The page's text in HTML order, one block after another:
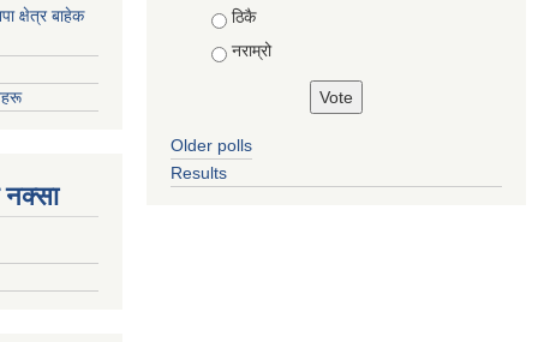
क्षेत्र बाहेक
नक्सा
ठिकै
नराम्रो
Older polls
Results